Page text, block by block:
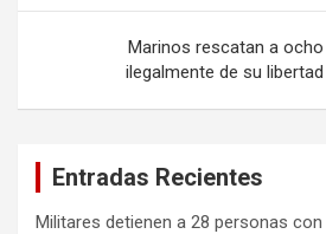
Marinos rescatan a
ilegalmente de su
Entradas Recientes
Militares detienen a 28 personas